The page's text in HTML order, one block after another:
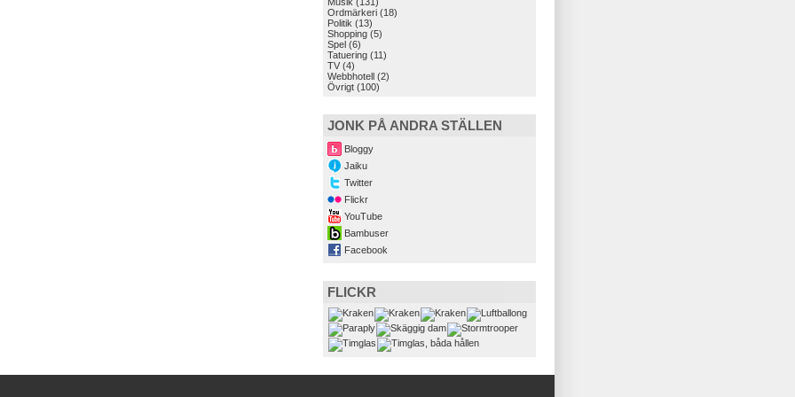
Ordmärkeri(18)
Politik (13)
Shopping(5)
Spel(6)
Tatuering(11)
TV(4)
Webbhotell(2)
Övrigt(100)
JONK PÅ ANDRA STÄLLEN
Bloggy
Jaiku
Twitter
Flickr
YouTube
Bambuser
Facebook
FLICKR